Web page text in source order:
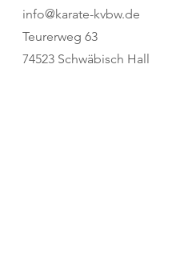
info@karate-kvbw.de
Teurerweg 63
74523 Schwäbisch Hall